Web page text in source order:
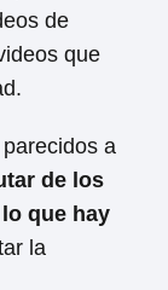
de
que
a
de los
que hay
la